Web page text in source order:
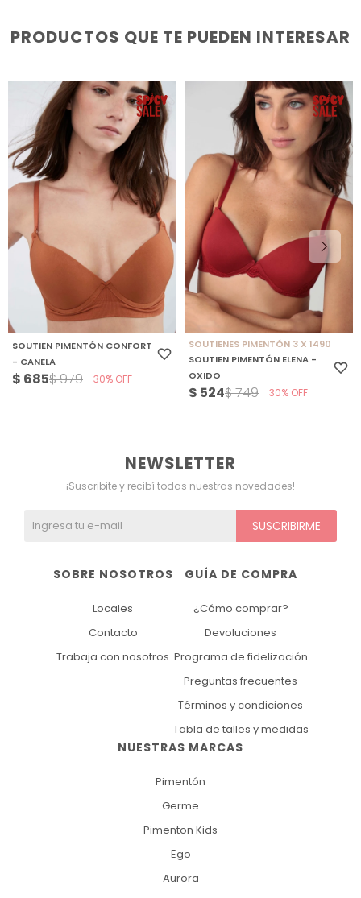
PRODUCTOS QUE TE PUEDEN INTERESAR
SOUTIEN PIMENTÓN CONFORT
- CANELA
$ 685$979 30
SOUTIENES PIMENTÓN 3 X 1490
SOUTIEN PIMENTÓN ELENA -
OXIDO
$ 524$749 30
NUESTRAS MARCAS
Pimentón
Germe
Pimenton Kids
Ego
Aurora
GUÍA DE COMPRA
¿Cómo comprar?
Devoluciones
Programa de fidelización
Preguntas frecuentes
Términos y condiciones
Tabla de talles y medidas
SOBRE NOSOTROS
Locales
Contacto
Trabaja con nosotros
NEWSLETTER
¡Suscribite y recibí todas nuestras novedades!
SUSCRIBIRME